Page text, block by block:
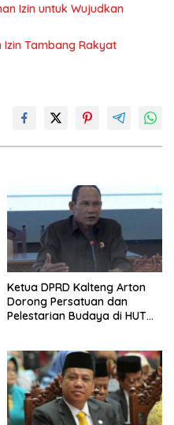
Izin untuk Wujudkan
Izin Tambang Rakyat
Ketua DPRD Kalteng Arton
Dorong Persatuan dan
Pelestarian Budaya di HUT